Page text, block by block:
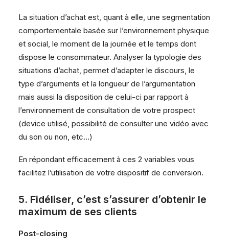
La situation d’achat est, quant à elle, une segmentation
comportementale basée sur l’environnement physique
et social, le moment de la journée et le temps dont
dispose le consommateur. Analyser la typologie des
situations d’achat, permet d’adapter le discours, le
type d’arguments et la longueur de l’argumentation
mais aussi la disposition de celui-ci par rapport à
l’environnement de consultation de votre prospect
(device utilisé, possibilité de consulter une vidéo avec
du son ou non, etc…)
En répondant efficacement à ces 2 variables vous
facilitez l’utilisation de votre dispositif de conversion.
5. Fidéliser, c’est s’assurer d’obtenir le
maximum de ses clients
Post-closing